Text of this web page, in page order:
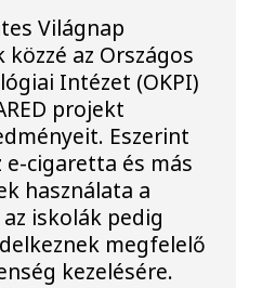
Világnap
az Országos
Intézet (OKPI)
projekt
Eszerint
cigaretta és más
használata a
iskolák pedig
megfelelő
kezelésére.